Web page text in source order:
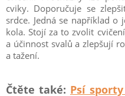
cviky. Doporučuje se
srdce. Jedná se například o
kola. Stojí za to zvolit
a účinnost svalů a zlepšují
a tažení.
Čtěte také: Psí